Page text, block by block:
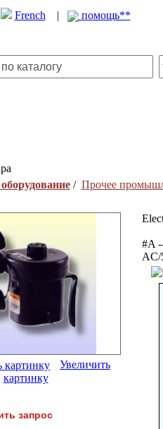
French | помощь**
/ Прочее
Увеличить
картинку
запрос
#A
AC/